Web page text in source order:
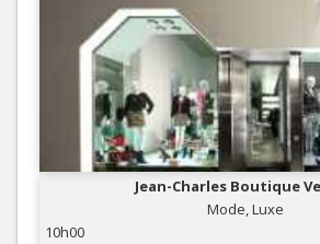
Jean-Charles Boutique
Mode, Luxe
10h00